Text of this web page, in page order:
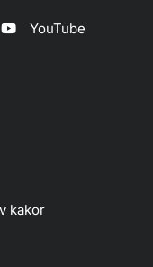
YouTube
kakor